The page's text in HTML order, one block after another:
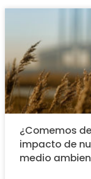
¿Comemos
impacto de
medio